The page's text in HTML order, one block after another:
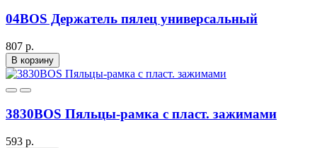
04BOS Держатель пялец универсальный
807 р.
В корзину
3830BOS Пяльцы-рамка с пласт. зажимами
593 р.